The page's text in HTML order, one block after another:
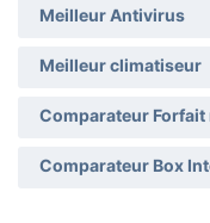
Meilleur Antivirus
Meilleur climatiseur
Comparateur Forfait
Comparateur Box